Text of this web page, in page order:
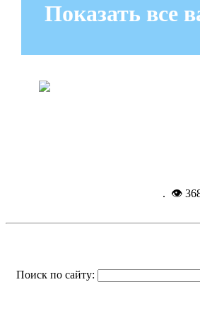
Показать все
. 👁
Поиск по сайту: